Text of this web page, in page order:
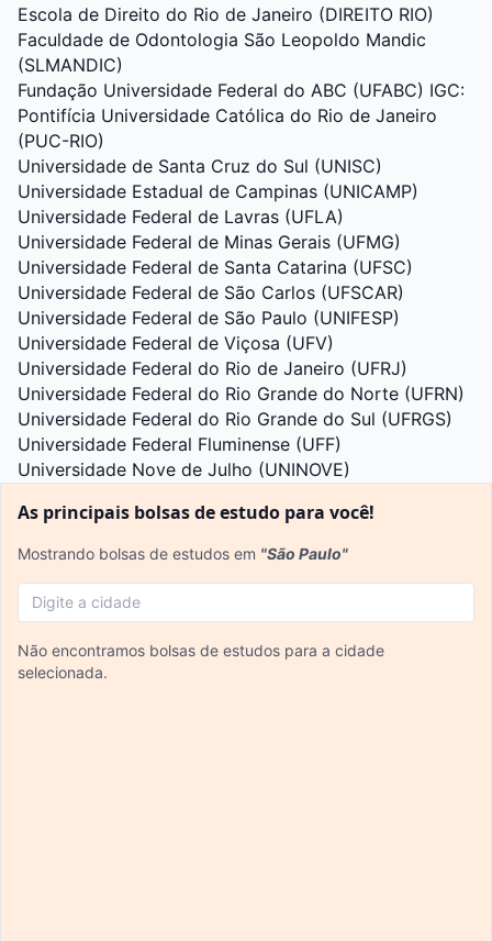
Escola de Direito do Rio de Janeiro (DIREITO RIO)
Faculdade de Odontologia São Leopoldo Mandic
(SLMANDIC)
Fundação Universidade Federal do ABC (UFABC) IGC:
Pontifícia Universidade Católica do Rio de Janeiro
(PUC-RIO)
Universidade de Santa Cruz do Sul (UNISC)
Universidade Estadual de Campinas (UNICAMP)
Universidade Federal de Lavras (UFLA)
Universidade Federal de Minas Gerais (UFMG)
Universidade Federal de Santa Catarina (UFSC)
Universidade Federal de São Carlos (UFSCAR)
Universidade Federal de São Paulo (UNIFESP)
Universidade Federal de Viçosa (UFV)
Universidade Federal do Rio de Janeiro (UFRJ)
Universidade Federal do Rio Grande do Norte (UFRN)
Universidade Federal do Rio Grande do Sul (UFRGS)
Universidade Federal Fluminense (UFF)
Universidade Nove de Julho (UNINOVE)
As principais bolsas de estudo para você!
Mostrando bolsas de estudos em "São Paulo"
Não encontramos bolsas de estudos para a cidade
selecionada.